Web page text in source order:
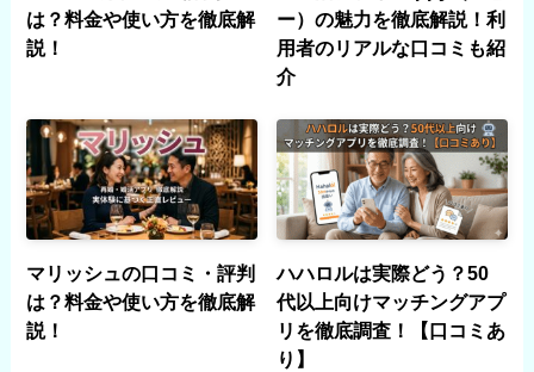
は？料金や使い方を徹底解
説！
ー）の魅力を徹底解説！利
用者のリアルな口コミも紹
介
マリッシュの口コミ・評判
は？料金や使い方を徹底解
説！
ハハロルは実際どう？50
代以上向けマッチングアプ
リを徹底調査！【口コミあ
り】